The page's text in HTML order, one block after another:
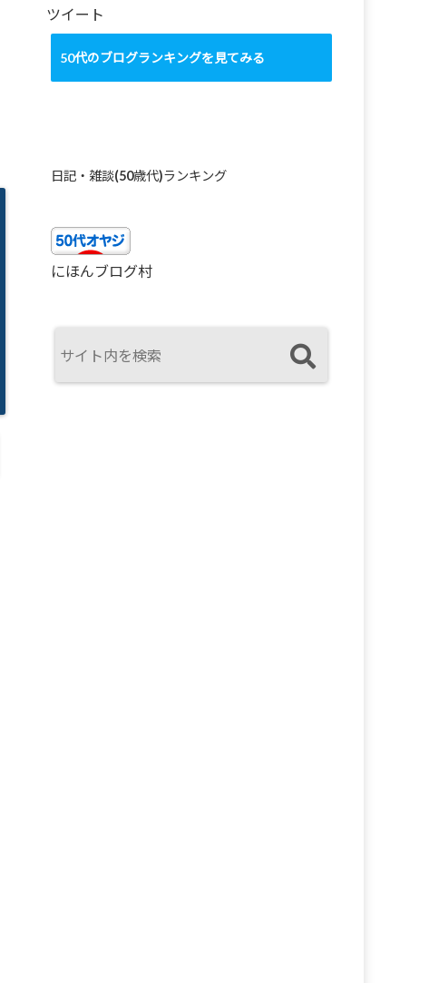
ブ
ツイート
50代のブログランキングを見てみる
日記・雑談(50歳代)ランキング
にほんブログ村